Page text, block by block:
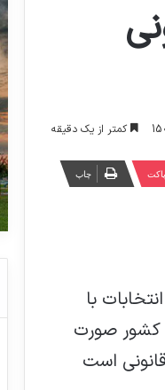
15 کمتر از یک دقیقه
پاکت چاپ
با
کشور صورت
است